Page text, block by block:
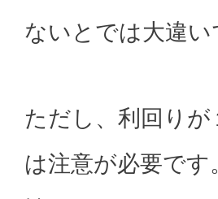
ないとでは大違い
ただし、利回り
は注意が必要で